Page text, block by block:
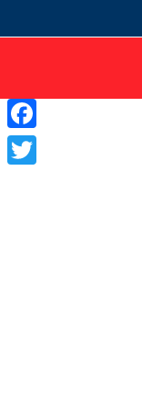
Facebook